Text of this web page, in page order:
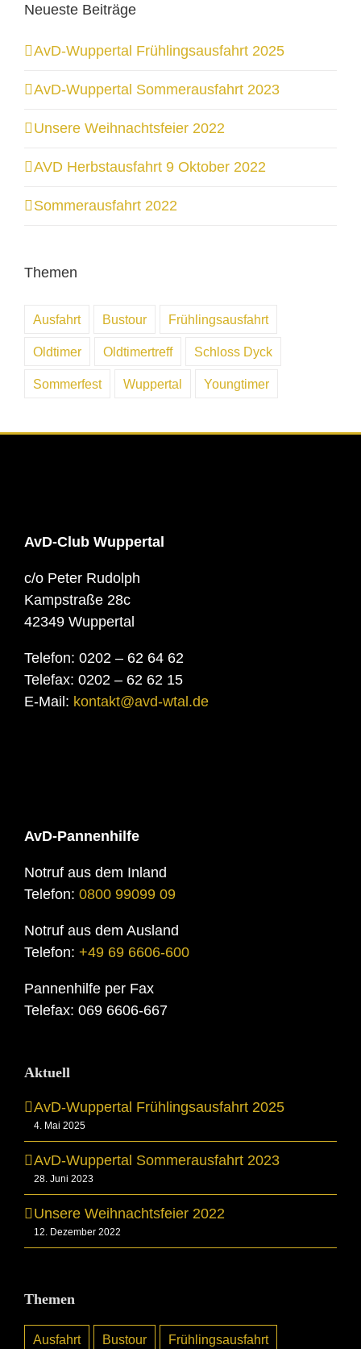
Neueste Beiträge
AvD-Wuppertal Frühlingsausfahrt 2025
AvD-Wuppertal Sommerausfahrt 2023
Unsere Weihnachtsfeier 2022
AVD Herbstausfahrt 9 Oktober 2022
Sommerausfahrt 2022
Themen
Ausfahrt Bustour Frühlingsausfahrt
Oldtimer Oldtimertreff Schloss Dyck
Sommerfest Wuppertal Youngtimer
AvD-Club Wuppertal
c/o Peter Rudolph
Kampstraße 28c
42349 Wuppertal
Telefon: 0202 – 62 64 62
Telefax: 0202 – 62 62 15
E-Mail: kontakt@avd-wtal.de
AvD-Pannenhilfe
Notruf aus dem Inland
Telefon: 0800 99099 09
Notruf aus dem Ausland
Telefon: +49 69 6606-600
Pannenhilfe per Fax
Telefax: 069 6606-667
Aktuell
AvD-Wuppertal Frühlingsausfahrt 2025
4. Mai 2025
AvD-Wuppertal Sommerausfahrt 2023
28. Juni 2023
Unsere Weihnachtsfeier 2022
12. Dezember 2022
Themen
Ausfahrt Bustour Frühlingsausfahrt